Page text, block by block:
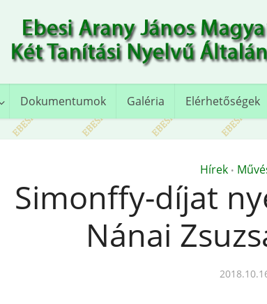
Dokumentumok Galéria Elérhetőségek
Hírek •
Simonffy-díjat
Nánai